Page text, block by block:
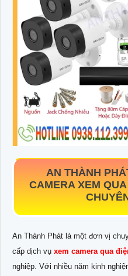
AN THÀNH
CAMERA XEM
An Thành Phát là một đơn vị
cấp dịch vụ xem camera qua
nghiệp. Với nhiều năm kinh